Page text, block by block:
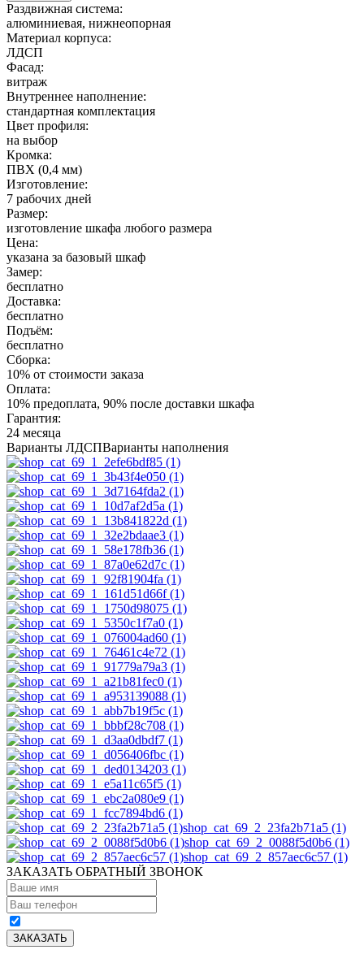
Раздвижная система:
алюминиевая, нижнеопорная
Материал корпуса:
ЛДСП
Фасад:
витраж
Внутреннее наполнение:
стандартная комплектация
Цвет профиля:
на выбор
Кромка:
ПВХ (0,4 мм)
Изготовление:
7 рабочих дней
Размер:
изготовление шкафа любого размера
Цена:
указана за базовый шкаф
Замер:
бесплатно
Доставка:
бесплатно
Подъём:
бесплатно
Сборка:
10% от стоимости заказа
Оплата:
10% предоплата, 90% после доставки шкафа
Гарантия:
24 месяца
Варианты ЛДСПВарианты наполнения
shop_cat_69_2_23fa2b71a5 (1)
shop_cat_69_2_0088f5d0b6 (1)
shop_cat_69_2_857aec6c57 (1)
ЗАКАЗАТЬ ОБРАТНЫЙ ЗВОНОК